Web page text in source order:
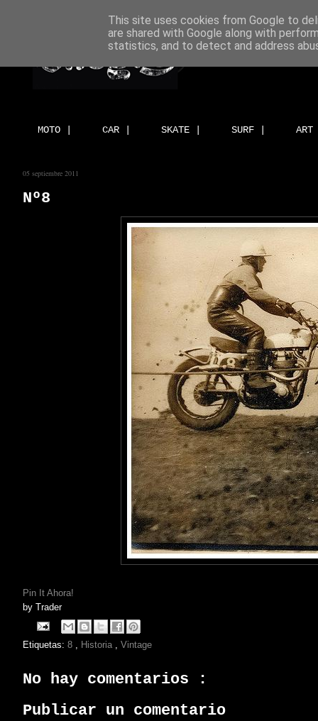
MOTO | CAR | SKATE | SURF |
05 septiembre 2011
Nº8
Pin It Ahora!
by Trader
Etiquetas: 8 Historia Vintage
No hay comentarios :
Publicar un comentario
This site uses cookies from Google to
are shared with Google along with
statistics, and to detect and address